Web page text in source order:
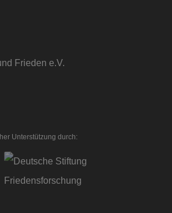
Frieden e.V.
Unterstützung durch: